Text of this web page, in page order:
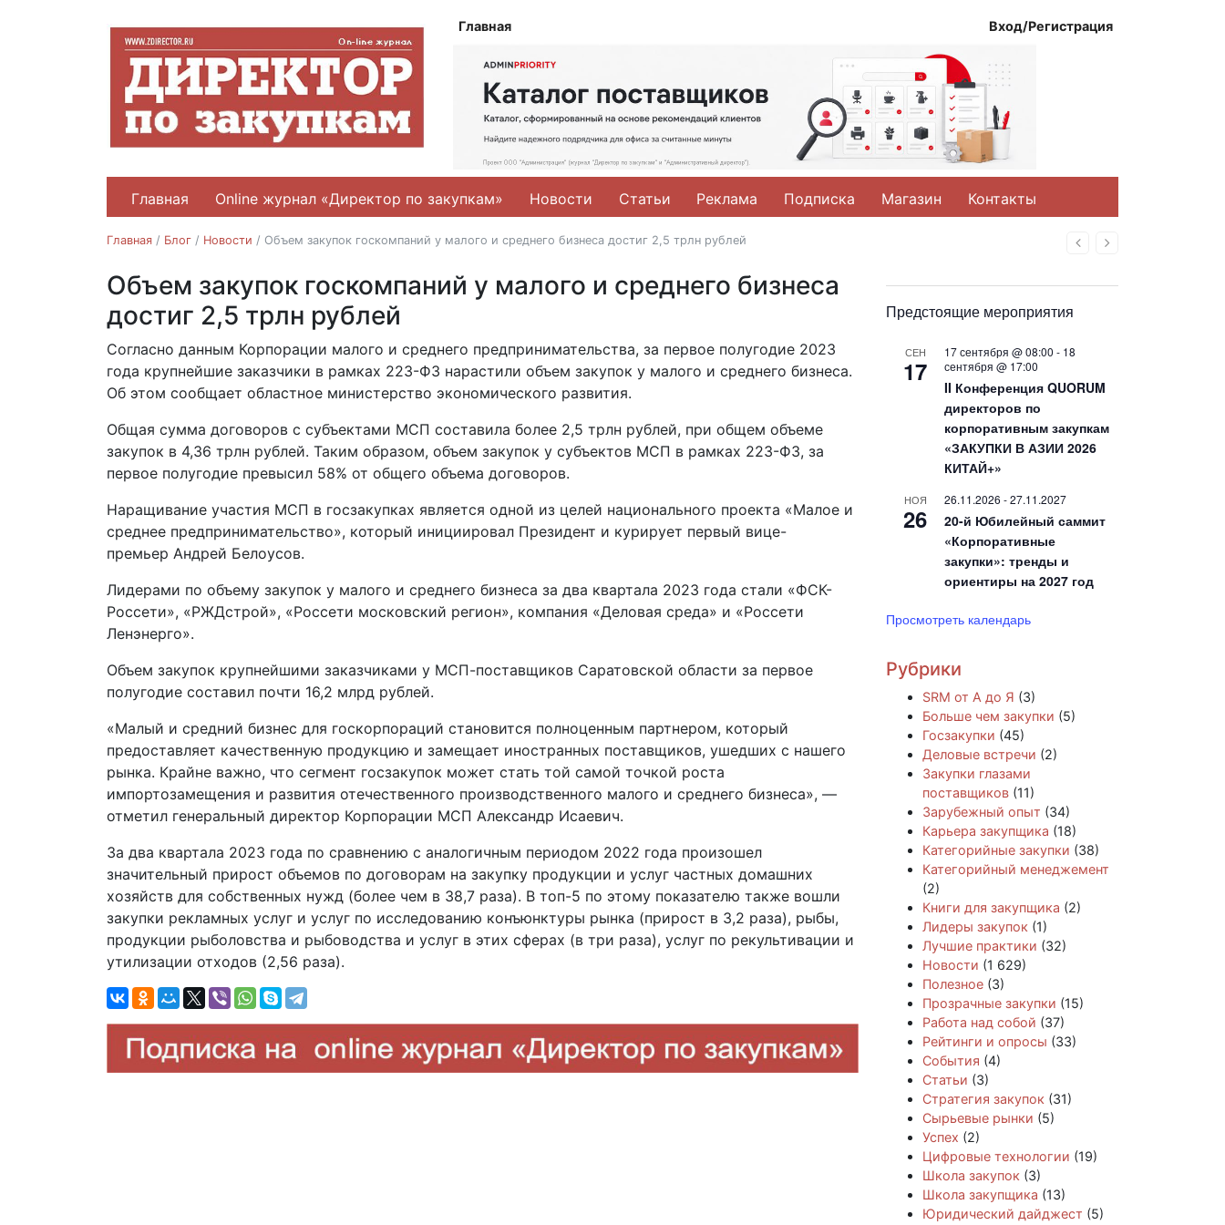
Главная Вход/Регистрация
Главная Online журнал «Директор по закупкам» Новости Статьи Реклама Подписка Магазин Контакты
НазадВперед
Главная / Блог / Новости / Объем закупок госкомпаний у малого и среднего бизнеса достиг 2,5 трлн рублей
Новости
Объем закупок госкомпаний у малого и среднего бизнеса
достиг 2,5 трлн рублей
08.08.2023
Cогласно данным Корпорации малого и среднего предпринимательства, за первое полугодие 2023
года крупнейшие заказчики в рамках 223-ФЗ нарастили объем закупок у малого и среднего бизнеса.
Об этом сообщает областное министерство экономического развития.
Общая сумма договоров с субъектами МСП составила более 2,5 трлн рублей, при общем объеме
закупок в 4,36 трлн рублей. Таким образом, объем закупок у субъектов МСП в рамках 223-ФЗ, за
первое полугодие превысил 58% от общего объема договоров.
Наращивание участия МСП в госзакупках является одной из целей национального проекта «Малое и
среднее предпринимательство», который инициировал Президент и курирует первый вице-
премьер Андрей Белоусов.
Лидерами по объему закупок у малого и среднего бизнеса за два квартала 2023 года стали «ФСК-
Россети», «РЖДстрой», «Россети московский регион», компания «Деловая среда» и «Россети
Ленэнерго».
Объем закупок крупнейшими заказчиками у МСП-поставщиков Саратовской области за первое
полугодие составил почти 16,2 млрд рублей.
«Малый и средний бизнес для госкорпораций становится полноценным партнером, который
предоставляет качественную продукцию и замещает иностранных поставщиков, ушедших с нашего
рынка. Крайне важно, что сегмент госзакупок может стать той самой точкой роста
импортозамещения и развития отечественного производственного малого и среднего бизнеса», —
отметил генеральный директор Корпорации МСП Александр Исаевич.
За два квартала 2023 года по сравнению с аналогичным периодом 2022 года произошел
значительный прирост объемов по договорам на закупку продукции и услуг частных домашних
хозяйств для собственных нужд (более чем в 38,7 раза). В топ-5 по этому показателю также вошли
закупки рекламных услуг и услуг по исследованию конъюнктуры рынка (прирост в 3,2 раза), рыбы,
продукции рыболовства и рыбоводства и услуг в этих сферах (в три раза), услуг по рекультивации и
утилизации отходов (2,56 раза).
Предстоящие мероприятия
СЕН
17
17 сентября @ 08:00 - 18
сентября @ 17:00
II Конференция QUORUM
директоров по
корпоративным закупкам
«ЗАКУПКИ В АЗИИ 2026
КИТАЙ+»
НОЯ
26
26.11.2026 -27.11.2027
20-й Юбилейный саммит
«Корпоративные
закупки»: тренды и
ориентиры на 2027 год
Просмотреть календарь
Рубрики
SRM от А до Я (3)
Больше чем закупки (5)
Госзакупки (45)
Деловые встречи (2)
Закупки глазами
поставщиков (11)
Зарубежный опыт (34)
Карьера закупщика (18)
Категорийные закупки (38)
Категорийный менеджемент
(2)
Книги для закупщика (2)
Лидеры закупок (1)
Лучшие практики (32)
Новости (1 629)
Полезное (3)
Прозрачные закупки (15)
Работа над собой (37)
Рейтинги и опросы (33)
События (4)
Статьи (3)
Стратегия закупок (31)
Сырьевые рынки (5)
Успех (2)
Цифровые технологии (19)
Школа закупок (3)
Школа закупщика (13)
Юридический дайджест (5)